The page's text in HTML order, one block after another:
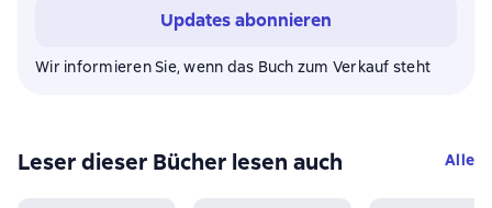
Updates abonnieren
Wir informieren Sie, wenn das Buch zum Verkauf steht
Leser dieser Bücher lesen auch Alle